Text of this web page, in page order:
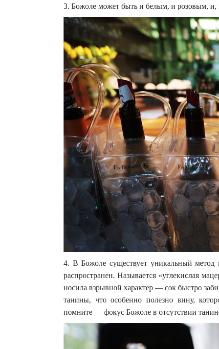
3. Божоле может быть и белым, и розовым, и,
4. В Божоле существует уникальный
распространен. Называется «углекислая
носила взрывной характер — сок быстро
танины, что особенно полезно вину,
помните — фокус Божоле в отсутствии